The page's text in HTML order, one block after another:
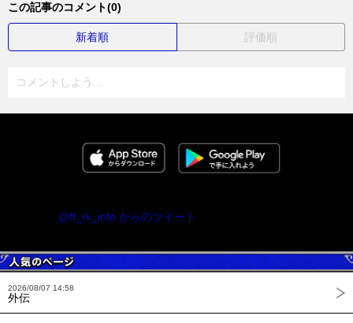
この記事のコメント(0)
新着順 評価順
コメントしよう...
@ff_rk_info からのツイート
2026/08/07 14:58
外伝